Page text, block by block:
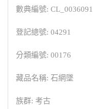
數典編號: CL_0036091
登記總號: 04291
分類編號: 00176
藏品名稱: 石網墜
族群: 考古